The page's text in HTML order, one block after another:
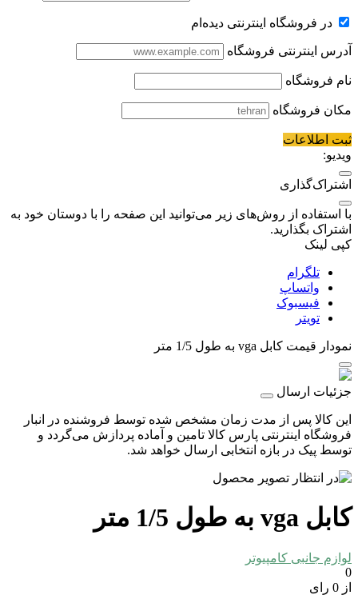
در فروشگاه اینترنتی دیده‌ام
آدرس اینترنتی فروشگاه
نام فروشگاه
مکان فروشگاه
ثبت اطلاعات
ویدیو:
اشتراک‌گذاری
با استفاده از روش‌های زیر می‌توانید این صفحه را با دوستان خود به
اشتراک بگذارید.
کپی لینک
تلگرام
واتساپ
فیسبوک
تویتر
نمودار قیمت کابل vga به طول 1/5 متر
جزئیات ارسال
این کالا پس از مدت زمان مشخص شده توسط فروشنده در انبار
فروشگاه اینترنتی پارس کالا تامین و آماده پردازش می‌گردد و
توسط پیک در بازه انتخابی ارسال خواهد شد.
کابل vga به طول 1/5 متر
لوازم جانبی کامپیوتر
0
از 0 رای